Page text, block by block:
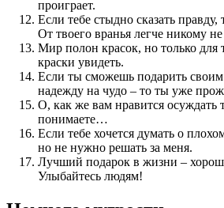
проиграет.
Если тебе стыдно сказать
От твоего вранья легче никому не
Мир полон красок, но только для
краски увидеть.
Если ты сможешь подарить
надежду на чудо – то ты уже
О, как же вам нравится осуждать
понимаете…
Если тебе хочется думать о
но не нужно решать за меня.
Лучший подарок в жизни –
Улыбайтесь людям!